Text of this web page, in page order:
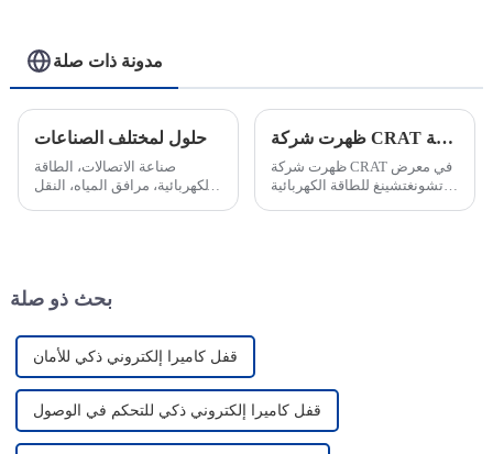
مدونة ذات صلة
حلول لمختلف الصناعات
صناعة الاتصالات، الطاقة
الكهربائية، مرافق المياه، النقل
ظهرت شركة CRAT في معرض كانتون للطاقة
ظهرت شركة CRAT في معرض
تشونغتشينغ للطاقة الكهربائية
بحث ذو صلة
قفل كاميرا إلكتروني ذكي للأمان
قفل كاميرا إلكتروني ذكي للتحكم في الوصول